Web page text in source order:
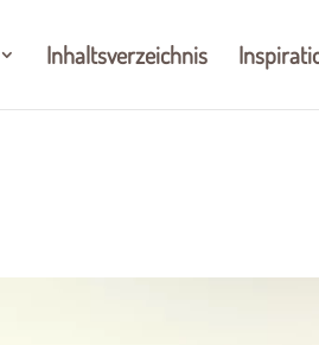
Inhaltsverzeichnis